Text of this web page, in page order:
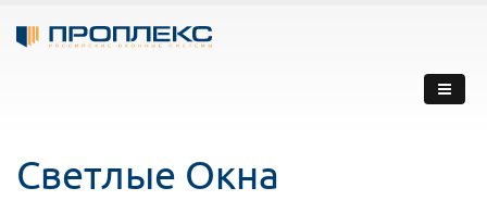
Светлые Окна